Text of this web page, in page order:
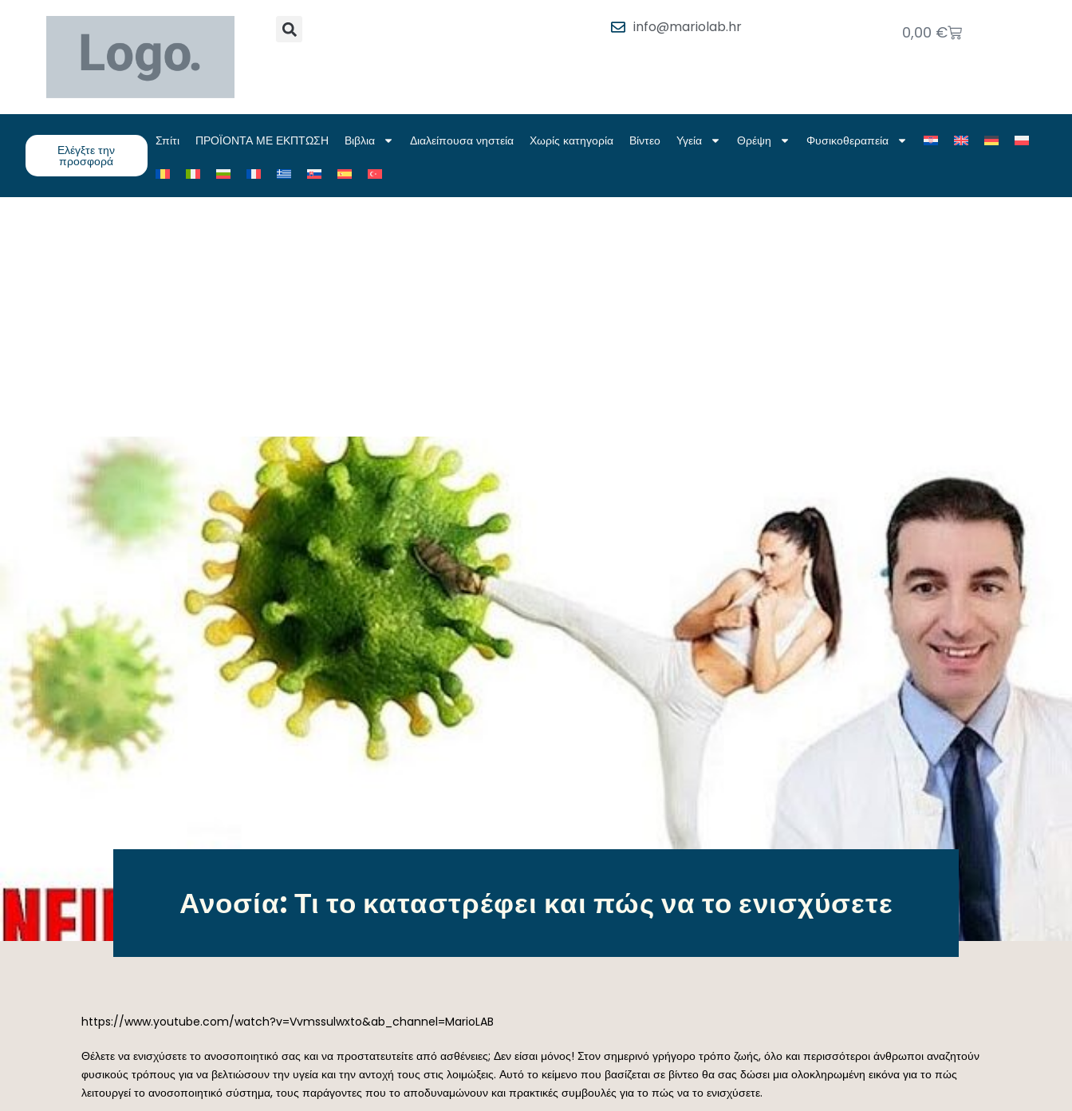
info@mariolab.hr 0,00 €
Ελέγξτε την
προσφορά
Σπίτι ΠΡΟΪΟΝΤΑ ΜΕ ΕΚΠΤΩΣΗ Βιβλια Διαλείπουσα νηστεία Χωρίς κατηγορία Βίντεο Υγεία Θρέψη Φυσικοθεραπεία
Ανοσία: Τι το καταστρέφει και πώς να το ενισχύσετε
https://www.youtube.com/watch?v=Vvmssulwxto&ab_channel=MarioLAB
Θέλετε να ενισχύσετε το ανοσοποιητικό σας και να προστατευτείτε από ασθένειες; Δεν είσαι μόνος! Στον σημερινό γρήγορο τρόπο ζωής, όλο και περισσότεροι άνθρωποι αναζητούν
φυσικούς τρόπους για να βελτιώσουν την υγεία και την αντοχή τους στις λοιμώξεις. Αυτό το κείμενο που βασίζεται σε βίντεο θα σας δώσει μια ολοκληρωμένη εικόνα για το πώς
λειτουργεί το ανοσοποιητικό σύστημα, τους παράγοντες που το αποδυναμώνουν και πρακτικές συμβουλές για το πώς να το ενισχύσετε.